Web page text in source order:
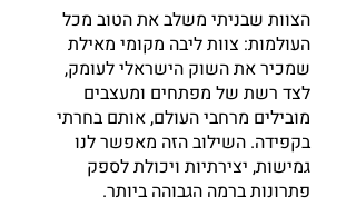
הצוות שבניתי משלב את הטוב מכל
העולמות: צוות ליבה מקומי מאילת
שמכיר את השוק הישראלי לעומק,
לצד רשת של מפתחים ומעצבים
מובילים מרחבי העולם, אותם בחרתי
בקפידה. השילוב הזה מאפשר לנו
גמישות, יצירתיות ויכולת לספק
פתרונות ברמה הגבוהה ביותר.